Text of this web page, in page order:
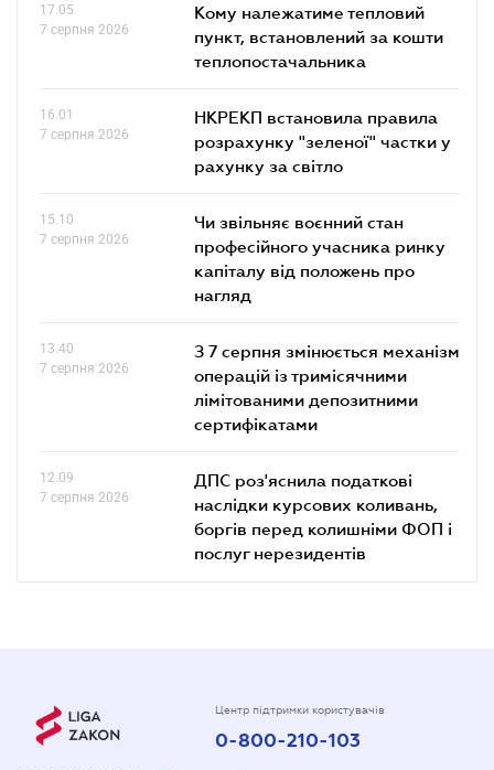
17.05
7 серпня 2026
Кому належатиме тепловий
пункт, встановлений за кошти
теплопостачальника
16.01
7 серпня 2026
НКРЕКП встановила правила
розрахунку "зеленої" частки у
рахунку за світло
15.10
7 серпня 2026
Чи звільняє воєнний стан
професійного учасника ринку
капіталу від положень про
нагляд
13.40
7 серпня 2026
З 7 серпня змінюється механізм
операцій із тримісячними
лімітованими депозитними
сертифікатами
12.09
7 серпня 2026
ДПС роз'яснила податкові
наслідки курсових коливань,
боргів перед колишніми ФОП і
послуг нерезидентів
Центр підтримки користувачів
0-800-210-103